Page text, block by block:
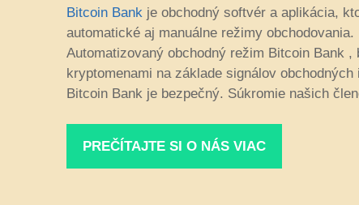
Bitcoin Bank je obchodný softvér a aplikácia,
automatické aj manuálne režimy obchodovania.
Automatizovaný obchodný režim Bitcoin Bank
kryptomenami na základe signálov
Bitcoin Bank je bezpečný. Súkromie našich
PREČÍTAJTE SI O NÁS VIAC